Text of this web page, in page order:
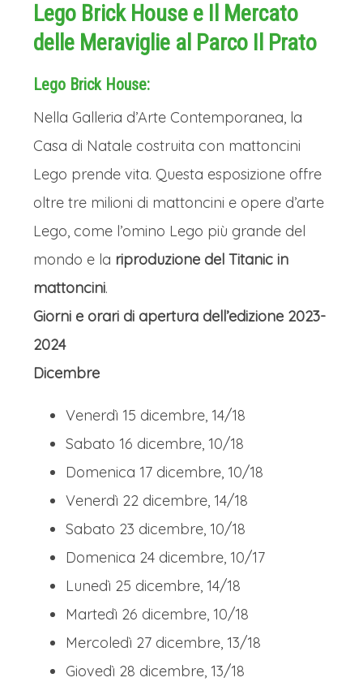
Lego Brick House e Il Mercato
delle Meraviglie al Parco Il Prato
Lego Brick House:
Nella Galleria d’Arte Contemporanea, la
Casa di Natale costruita con mattoncini
Lego prende vita. Questa esposizione offre
oltre tre milioni di mattoncini e opere d’arte
Lego, come l’omino Lego più grande del
mondo e la riproduzione del Titanic in
mattoncini.
Giorni e orari di apertura dell’edizione 2023-
2024
Dicembre
Venerdì 15 dicembre, 14/18
Sabato 16 dicembre, 10/18
Domenica 17 dicembre, 10/18
Venerdì 22 dicembre, 14/18
Sabato 23 dicembre, 10/18
Domenica 24 dicembre, 10/17
Lunedì 25 dicembre, 14/18
Martedì 26 dicembre, 10/18
Mercoledì 27 dicembre, 13/18
Giovedì 28 dicembre, 13/18